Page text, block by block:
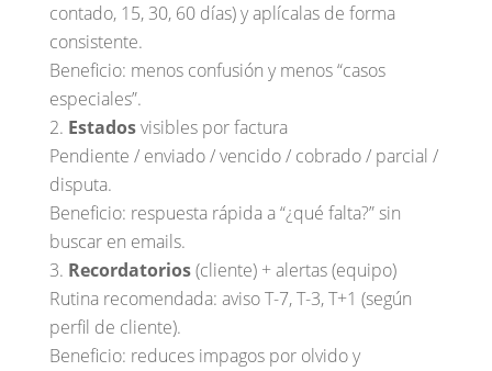
contado, 15, 30, 60 días) y aplícalas de forma
consistente.
Beneficio: menos confusión y menos “casos
especiales”.
Estadosvisibles por factura
Pendiente / enviado / vencido / cobrado / parcial /
disputa.
Beneficio: respuesta rápida a “¿qué falta?” sin
buscar en emails.
Recordatorios(cliente) + alertas (equipo)
Rutina recomendada: aviso T-7, T-3, T+1 (según
perfil de cliente).
Beneficio: reduces impagos por olvido y